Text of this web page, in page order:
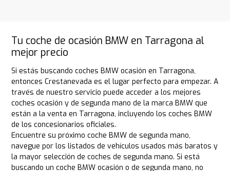
Tu coche de ocasión BMW en Tarragona al
mejor precio
Si estás buscando coches BMW ocasión en Tarragona,
entonces Crestanevada es el lugar perfecto para empezar. A
través de nuestro servicio puede acceder a los mejores
coches ocasión y de segunda mano de la marca BMW que
están a la venta en Tarragona, incluyendo los coches BMW
de los concesionarios oficiales.
Encuentre su próximo coche BMW de segunda mano,
navegue por los listados de vehículos usados más baratos y
la mayor selección de coches de segunda mano. Si está
buscando un coche BMW ocasión o de segunda mano, no